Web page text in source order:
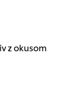
z okusom